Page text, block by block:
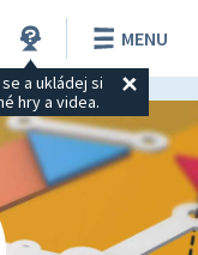
a ukládej si
hry a videa.
MENU